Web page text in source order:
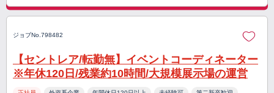
ジョブNo.798482
【セントレア/転勤無】イベントコーディネーター
※年休120日/残業約10時間/大規模展示場の運営